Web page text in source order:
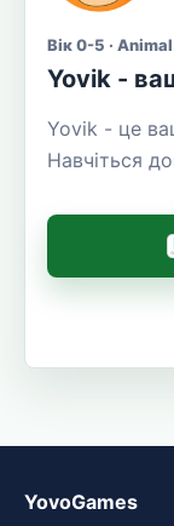
Вік 0-5 ·
Yovik -
Yovik - це
Навчіться
YovoGames